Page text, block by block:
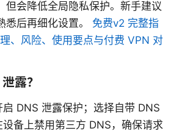
但会降低全局隐私保护。新手建议
悉后再细化设置。 免费v2 完整指
、风险、使用要点与付费 VPN 对
露？
DNS 泄露保护；选择自带 DNS
备上禁用第三方 DNS，确保请求